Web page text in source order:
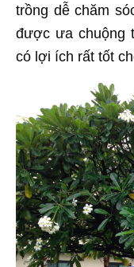
trồng dễ chăm
được ưa chuộng
có lợi ích rất tốt